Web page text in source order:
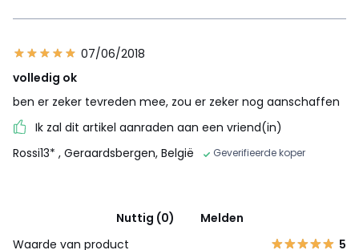
07/06/2018
volledig ok
ben er zeker tevreden mee, zou er zeker nog aanschaffen
Ik zal dit artikel aanraden aan een vriend(in)
Rossi13* , Geraardsbergen, België Geverifieerde koper
Nuttig (0)
Melden
Waarde van product
5